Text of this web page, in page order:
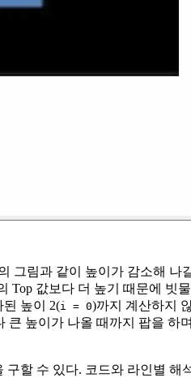
그림과 같이 높이가 감소해 나
Top 값보다 더 높기 때문에 빗
높이 2(i = 0)까지 계산하지
큰 높이가 나올 때까지 팝을 하
할 수 있다. 코드와 라인별 해